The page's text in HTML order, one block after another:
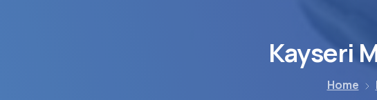
Kayseri
Home